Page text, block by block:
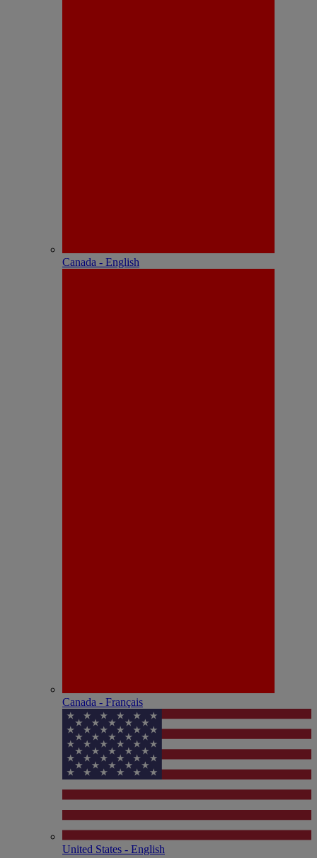
Canada - English
Canada - Français
United States - English